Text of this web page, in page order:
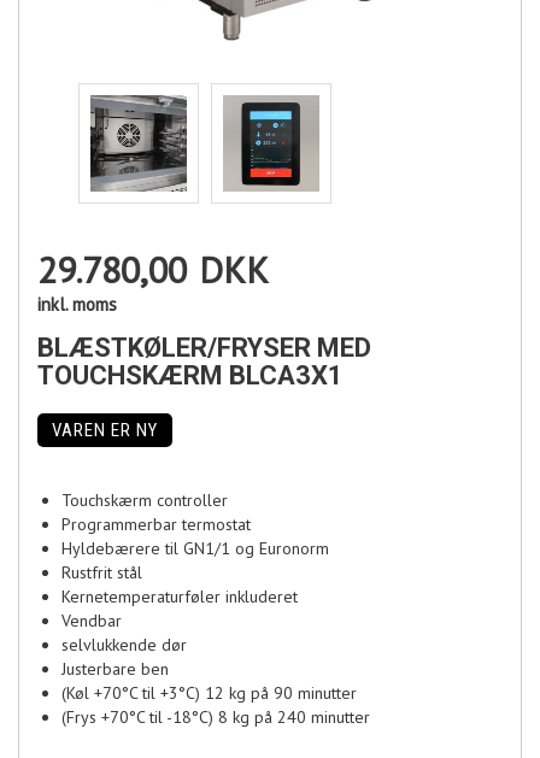
29.780,00 DKK
inkl. moms
BLÆSTKØLER/FRYSER MED
TOUCHSKÆRM BLCA3X1
VAREN ER NY
Touchskærm controller
Programmerbar termostat
Hyldebærere til GN1/1 og Euronorm
Rustfrit stål
Kernetemperaturføler inkluderet
Vendbar
selvlukkende dør
Justerbare ben
(Køl +70°C til +3°C) 12 kg på 90 minutter
(Frys +70°C til -18°C) 8 kg på 240 minutter